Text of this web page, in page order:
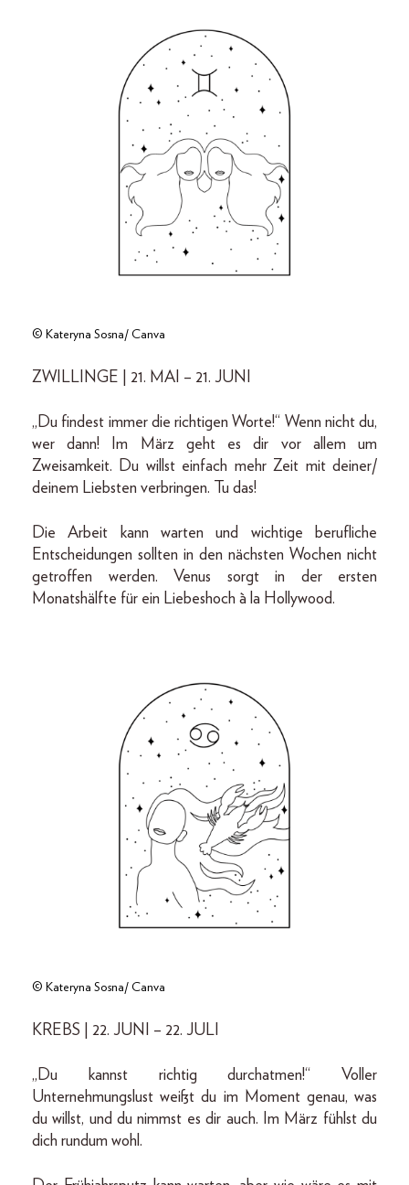
© Kateryna Sosna/ Canva
ZWILLINGE | 21. MAI – 21. JUNI
„Du findest immer die richtigen Worte!“ Wenn nicht du,
wer dann! Im März geht es dir vor allem um
Zweisamkeit. Du willst einfach mehr Zeit mit deiner/
deinem Liebsten verbringen. Tu das!
Die Arbeit kann warten und wichtige berufliche
Entscheidungen sollten in den nächsten Wochen nicht
getroffen werden. Venus sorgt in der ersten
Monatshälfte für ein Liebeshoch à la Hollywood.
© Kateryna Sosna/ Canva
KREBS | 22. JUNI – 22. JULI
„Du kannst richtig durchatmen!“ Voller
Unternehmungslust weißt du im Moment genau, was
du willst, und du nimmst es dir auch. Im März fühlst du
dich rundum wohl.